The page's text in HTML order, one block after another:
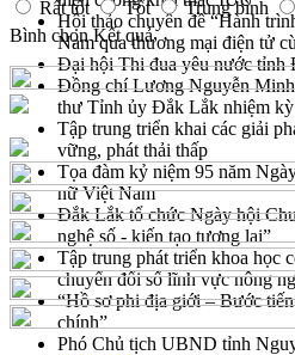
Hội thảo chuyên đề “Hành
Nam qua thương mại điện tử
Đại hội Thi đua yêu nước tỉnh
Đồng chí Lương Nguyễn
thư Tỉnh ủy Đắk Lắk nhiệm
Tập trung triển khai các giải
vững, phát thải thấp
Tọa đàm kỷ niệm 95 năm
nữ Việt Nam
Đắk Lắk tổ chức Ngày hội
nghệ số - kiến tạo tương lai”
Tập trung phát triển khoa học
chuyển đổi số lĩnh vực nông
“Hồ sơ phi địa giới – Bước
chính”
Phó Chủ tịch UBND tỉnh
Rất tốt
Tốt Trung bình
Bình chọnKết quả